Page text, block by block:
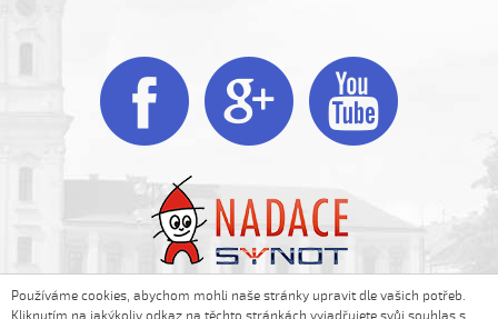
Hnalo dívča krávy (Nora Ondrová, 2014)
Hoja, hoja, hoja (Iva Bedřichová, 2005)
Hoja, hoja, hoja (Kateřina Hruščáková, 2008)
Hopaj hop...
Hopaj hop, hopaj hop
Hore ňú, dole ňú
Hradišťu, Hradišťu (Dominika Musilová, 2009)

Folklorní akademie © 2014-2016. All rights reserved.
Používáme cookies, abychom mohli naše stránky upravit dle vašich potřeb.
Kliknutím na jakýkoliv odkaz na těchto stránkách vyjadřujete svůj souhlas s